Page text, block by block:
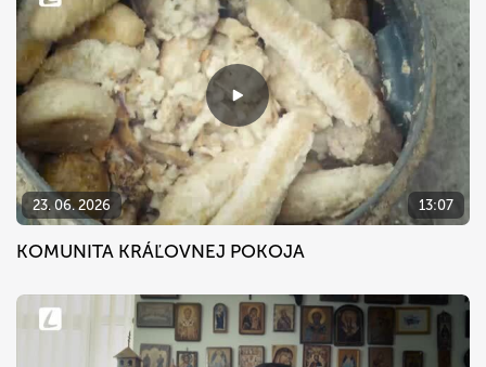
23. 06. 2026 13:07
KOMUNITA KRÁĽOVNEJ POKOJA